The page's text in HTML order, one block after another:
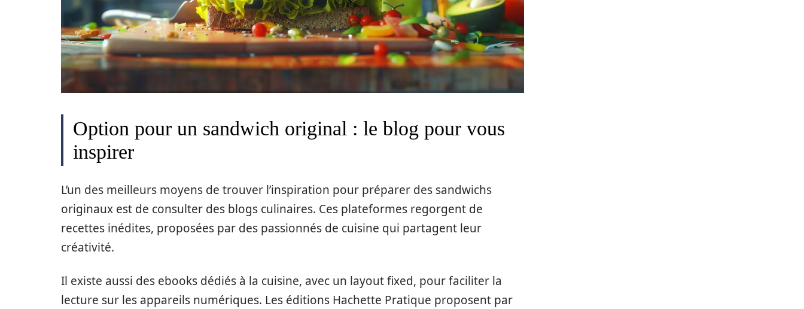
Option pour un sandwich original : le blog pour vous
inspirer
L’un des meilleurs moyens de trouver l’inspiration pour préparer des sandwichs
originaux est de consulter des blogs culinaires. Ces plateformes regorgent de
recettes inédites, proposées par des passionnés de cuisine qui partagent leur
créativité.
Il existe aussi des ebooks dédiés à la cuisine, avec un layout fixed, pour faciliter la
lecture sur les appareils numériques. Les éditions Hachette Pratique proposent par